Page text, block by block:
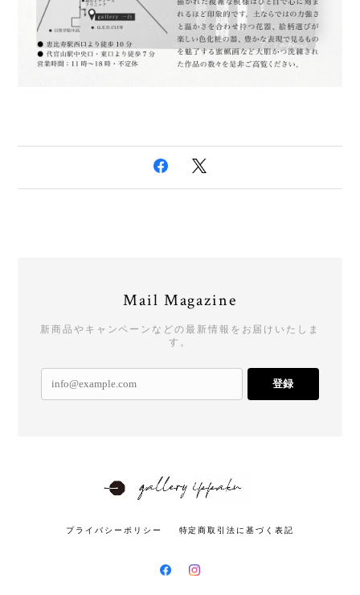
Mail Magazine
新商品やキャンペーンなどの最新情報をお届けいたしま
す。
登録
プライバシーポリシー 特定商取引法に基づく表記